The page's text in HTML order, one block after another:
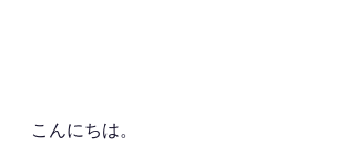
こんにちは。